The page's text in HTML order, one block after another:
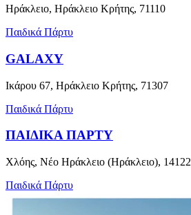
Ηράκλειο, Ηράκλειο Κρήτης, 71110
Παιδικά Πάρτυ
GALAXY
Ικάρου 67, Ηράκλειο Κρήτης, 71307
Παιδικά Πάρτυ
ΠΑΙΔΙΚΑ ΠΑΡΤΥ
Χλόης, Νέο Ηράκλειο (Ηράκλειο), 14122
Παιδικά Πάρτυ